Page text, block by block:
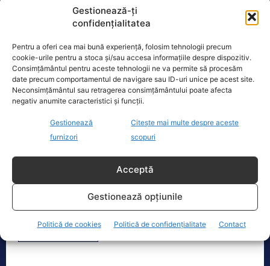
Gestionează-ți
confidențialitatea
Pentru a oferi cea mai bună experiență, folosim tehnologii precum
cookie-urile pentru a stoca și/sau accesa informațiile despre dispozitiv.
Consimțământul pentru aceste tehnologii ne va permite să procesăm
date precum comportamentul de navigare sau ID-uri unice pe acest site.
Neconsimțământul sau retragerea consimțământului poate afecta
negativ anumite caracteristici și funcții.
Gestionează
furnizori
Citește mai multe despre aceste
scopuri
Acceptă
Gestionează opțiunile
Politică de cookies Politică de confidențialitate Contact
Zelenski a respins„mai multe principii”
punând la îndoială legitimitatea sa.
Aceste dezvoltări evidențiază complexitatea
eforturilor de mediere într-un conflict care
durează de aproape trei ani, unde factorul
personal pare să joace un rol neașteptat de
TAGS DONALD TRUMP VLADIMIR PUTIN